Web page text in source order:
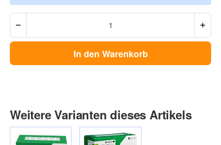
In den Warenkorb
Weitere Varianten dieses Artikels